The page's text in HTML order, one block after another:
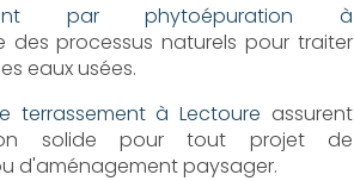
par phytoépuration à
des processus naturels pour traiter
eaux usées.
terrassement à Lectoure assurent
solide pour tout projet de
d'aménagement paysager.